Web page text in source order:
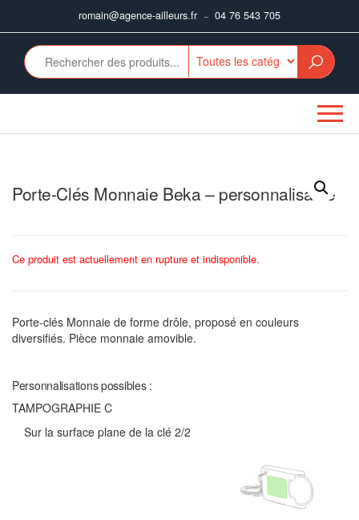
romain@agence-ailleurs.fr – 04 76 543 705
Porte-Clés Monnaie Beka – personnalisable
Ce produit est actuellement en rupture et indisponible.
Porte-clés Monnaie de forme drôle, proposé en couleurs
diversifiés. Pièce monnaie amovible.
Personnalisations possibles :
TAMPOGRAPHIE C
Sur la surface plane de la clé 2/2